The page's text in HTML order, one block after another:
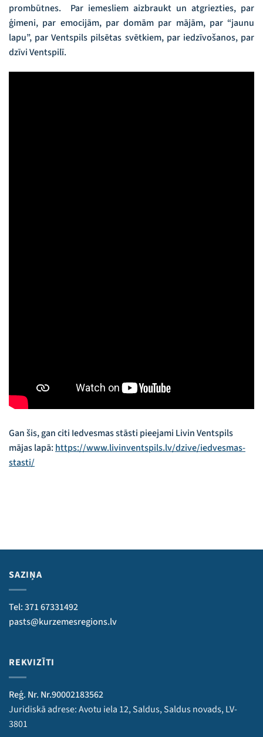
prombūtnes. Par iemesliem aizbraukt un atgriezties, par
ģimeni, par emocijām, par domām par mājām, par “jaunu
lapu”, par Ventspils pilsētas svētkiem, par iedzīvošanos, par
dzīvi Ventspilī.
Gan šis, gan citi Iedvesmas stāsti pieejami Livin Ventspils
mājas lapā: https://www.livinventspils.lv/dzive/iedvesmas-
stasti/
SAZIŅA
Tel: 371 67331492
pasts@kurzemesregions.lv
REKVIZĪTI
Reģ. Nr. Nr.90002183562
Juridiskā adrese: Avotu iela 12, Saldus, Saldus novads, LV-
3801